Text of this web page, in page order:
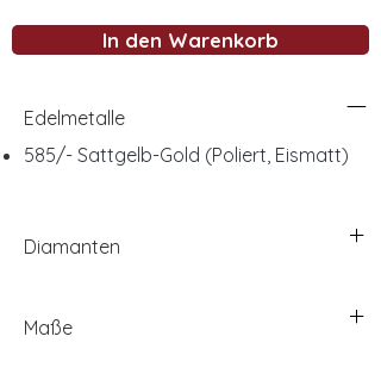
In den Warenkorb
Edelmetalle
585/- Sattgelb-Gold (Poliert, Eismatt)
Diamanten
Maße